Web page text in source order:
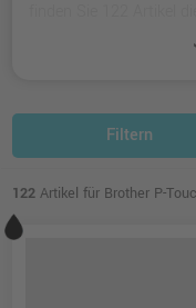
Filtern
122 Artikel für Brother P-